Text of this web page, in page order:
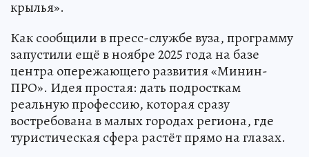
крылья».
Как сообщили в пресс-службе вуза, программу
запустили ещё в ноябре 2025 года на базе
центра опережающего развития «Минин-
ПРО». Идея простая: дать подросткам
реальную профессию, которая сразу
востребована в малых городах региона, где
туристическая сфера растёт прямо на глазах.